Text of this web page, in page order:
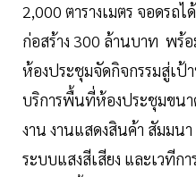
2,000 ตารางเมตร จอดรถ
ก่อสร้าง 300 ล้านบาท พร้
ห้องประชุมจัดกิจกรรมสู่เป้
บริการพื้นที่ห้องประชุมขน
งาน งานแสดงสินค้า สัมมนา
ระบบแสงสีเสียง และเวทีก